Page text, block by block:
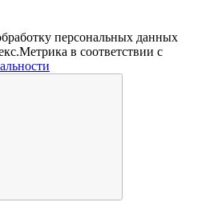
персональных данных
в соответствии с